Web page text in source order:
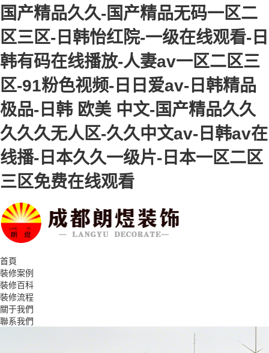
国产精品久久-国产精品无码一区二
区三区-日韩怡红院-一级在线观看-日
韩有码在线播放-人妻av一区二区三
区-91粉色视频-日日爱av-日韩精品
极品-日韩 欧美 中文-国产精品久久
久久久无人区-久久中文av-日韩av在
线播-日本久久一级片-日本一区二区
三区免费在线观看
首頁
裝修案例
裝修百科
裝修流程
關于我們
聯系我們